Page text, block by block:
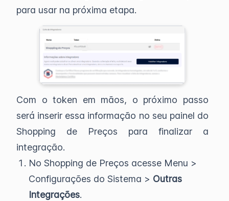
para usar na próxima etapa.
Com o token em mãos, o próximo passo
será inserir essa informação no seu painel do
Shopping de Preços para finalizar a
integração.
No Shopping de Preços acesse Menu >
Configurações do Sistema > Outras
Integrações.